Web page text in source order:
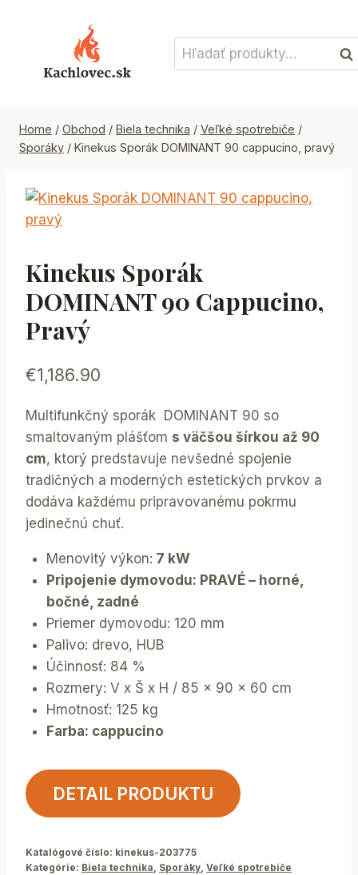
Hľadať:
Home / Obchod / Biela technika / Veľké spotrebiče /
Sporáky / Kinekus Sporák DOMINANT 90 cappucino, pravý
Kinekus Sporák
DOMINANT 90 Cappucino,
Pravý
€1,186.90
Multifunkčný sporák DOMINANT 90 so
smaltovaným plášťom s väčšou šírkou až 90
cm, ktorý predstavuje nevšedné spojenie
tradičných a moderných estetických prvkov a
dodáva každému pripravovanému pokrmu
jedinečnú chuť.
Menovitý výkon: 7 kW
Pripojenie dymovodu: PRAVÉ – horné,
bočné, zadné
Priemer dymovodu: 120 mm
Palivo: drevo, HUB
Účinnosť: 84 %
Rozmery: V x Š x H / 85 x 90 x 60 cm
Hmotnosť: 125 kg
Farba: cappucino
DETAIL PRODUKTU
Katalógové číslo: kinekus-203775
Kategórie: Biela technika, Sporáky, Veľké spotrebiče